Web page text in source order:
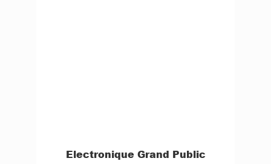
Electronique Grand Public